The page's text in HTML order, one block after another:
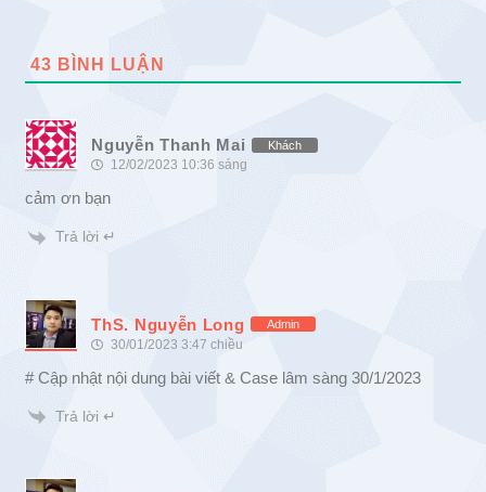
43 BÌNH LUẬN
Nguyễn Thanh Mai Khách
12/02/2023 10:36 sáng
cảm ơn bạn
Trả lời ↵
ThS. Nguyễn Long Admin
30/01/2023 3:47 chiều
# Cập nhật nội dung bài viết & Case lâm sàng 30/1/2023
Trả lời ↵